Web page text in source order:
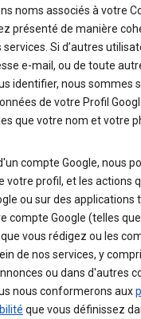
noms associés à votre
présenté de manière
services. Si d’autres
e-mail, ou de toute
identifier, nous sommes
de votre Profil
que votre nom et votre
compte Google, nous
votre profil, et les actions
ou sur des applications
compte Google (telles
vous rédigez ou les
de nos services, y
ou dans d'autres
nous conformerons aux
que vous définissez